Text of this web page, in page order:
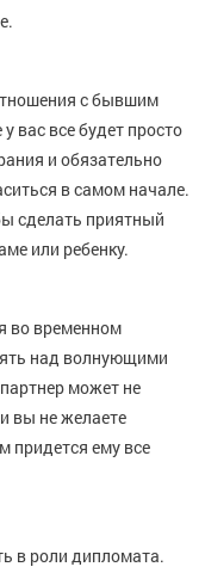
с бывшим
вас все будет просто
и обязательно
в самом начале.
сделать приятный
или ребенку.
во временном
над волнующими
может не
вы не желаете
придется ему все
в роли дипломата.